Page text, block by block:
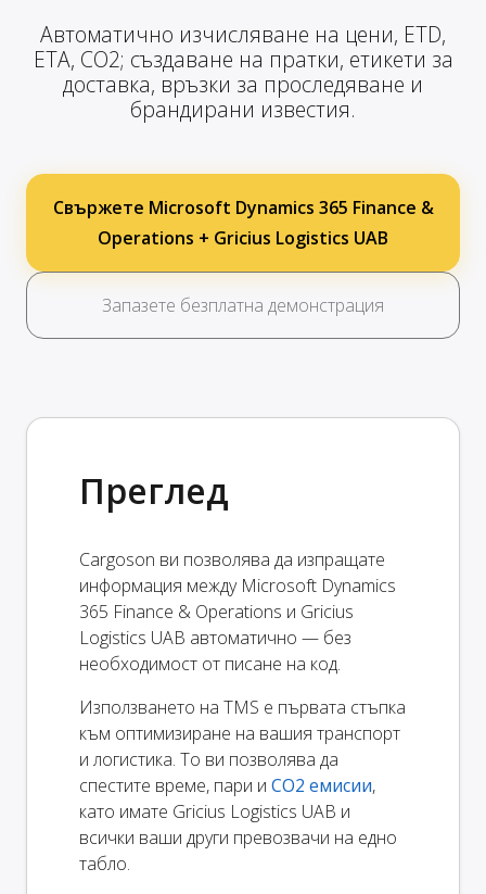
Автоматично изчисляване на цени, ETD,
ETA, CO2; създаване на пратки, етикети за
доставка, връзки за проследяване и
брандирани известия.
Свържете Microsoft Dynamics 365 Finance &
Operations + Gricius Logistics UAB
Запазете безплатна демонстрация
Преглед
Cargoson ви позволява да изпращате
информация между Microsoft Dynamics
365 Finance & Operations и Gricius
Logistics UAB автоматично — без
необходимост от писане на код.
Използването на TMS е първата стъпка
към оптимизиране на вашия транспорт
и логистика. То ви позволява да
спестите време, пари и CO2 емисии,
като имате Gricius Logistics UAB и
всички ваши други превозвачи на едно
табло.